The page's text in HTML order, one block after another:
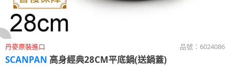
丹麥原裝進口 品號： 6024086
SCANPAN 高身經典28CM平底鍋(送鍋蓋)